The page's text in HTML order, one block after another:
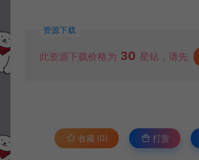
资源下载
此资源下载价格为 30 星钻，请先
收藏 (0) 打赏